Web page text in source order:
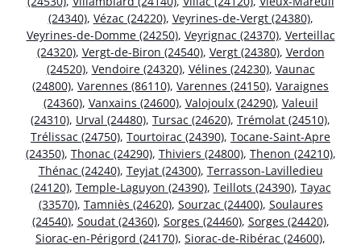
(24340), Vézac (24220), Veyrines-de-Vergt (24380),
Veyrines-de-Domme (24250), Veyrignac (24370), Verteillac
(24320), Vergt-de-Biron (24540), Vergt (24380), Verdon
(24520), Vendoire (24320), Vélines (24230), Vaunac
(24800), Varennes (86110), Varennes (24150), Varaignes
(24360), Vanxains (24600), Valojoulx (24290), Valeuil
(24310), Urval (24480), Tursac (24620), Trémolat (24510),
Trélissac (24750), Tourtoirac (24390), Tocane-Saint-Apre
(24350), Thonac (24290), Thiviers (24800), Thenon (24210),
Thénac (24240), Teyjat (24300), Terrasson-Lavilledieu
(24120), Temple-Laguyon (24390), Teillots (24390), Tayac
(33570), Tamniès (24620), Sourzac (24400), Soulaures
(24540), Soudat (24360), Sorges (24460), Sorges (24420),
Siorac-en-Périgord (24170), Siorac-de-Ribérac (24600),